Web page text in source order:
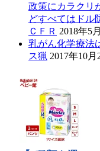
政策にカラクリ
どすべてはドル
ＣＦＲ 2018年5
乳がん化学療法
ス猟 2017年10月